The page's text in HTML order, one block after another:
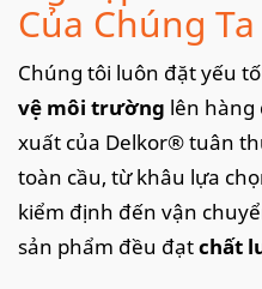
Của Chúng Ta
Chúng tôi luôn đặt yếu tố
vệ môi trường lên hàng
xuất của Delkor® tuân
toàn cầu, từ khâu lựa
kiểm định đến vận
sản phẩm đều đạtchất